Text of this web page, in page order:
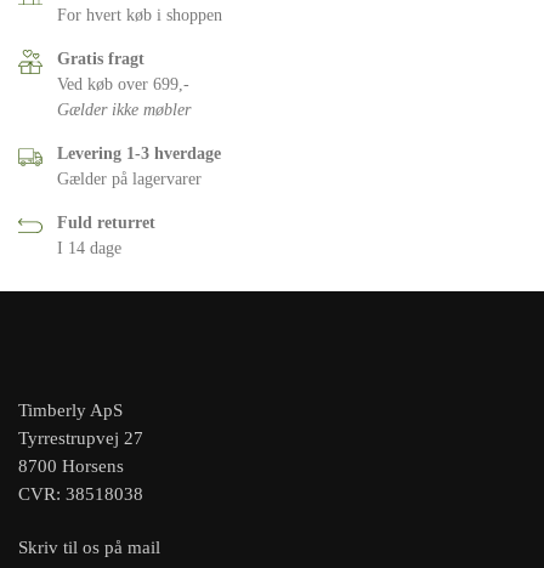
For hvert køb i shoppen
Gratis fragt
Ved køb over 699,-
Gælder ikke møbler
Levering 1-3 hverdage
Gælder på lagervarer
Fuld returret
I 14 dage
Timberly ApS
Tyrrestrupvej 27
8700 Horsens
CVR: 38518038
Skriv til os på mail